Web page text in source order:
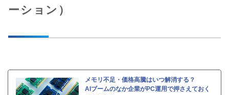
ーション）
メモリ不足・価格高騰はいつ解消する？
AIブームのなか企業がPC運用で押さえておく